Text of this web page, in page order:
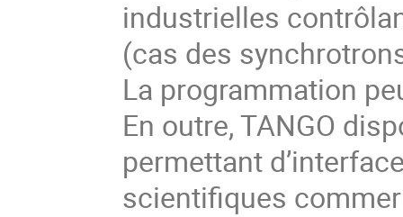
industrielles
(cas des
La programmation
En outre, TANGO
permettant
scientifiques